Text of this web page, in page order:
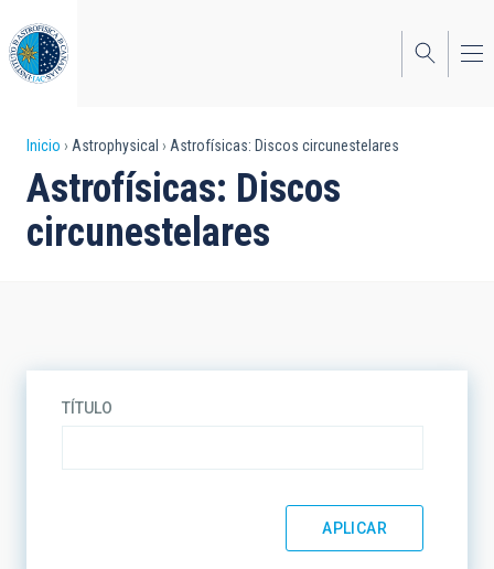
al
contenido
principal
Sobrescribir
enlaces
de
Inicio Astrophysical Astrofísicas: Discos circunestelares
Astrofísicas: Discos
circunestelares
TÍTULO